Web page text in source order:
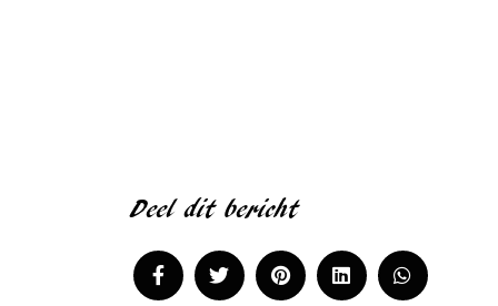
Deel dit bericht